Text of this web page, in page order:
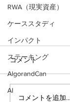
RWA（現実資産）
ケーススタディ
インパクト
ステーキング
AlgorandCan
AI
アルゴラ
コメント
コメントを追加…